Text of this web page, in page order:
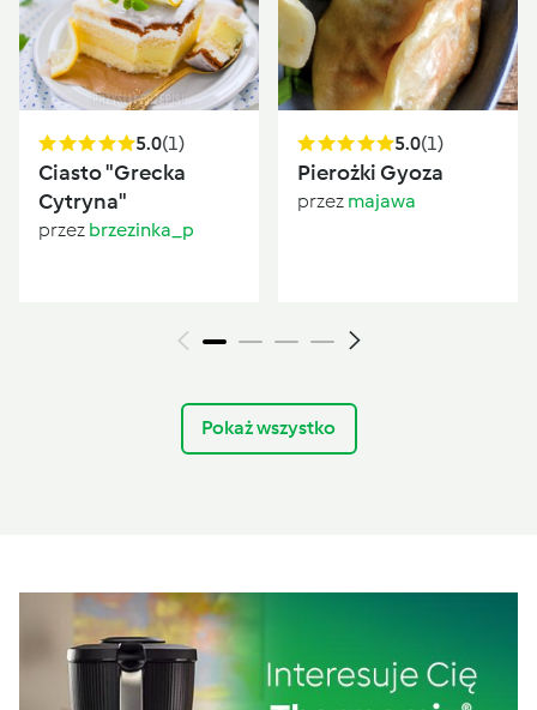
5.0(1)
Ciasto "Grecka
Cytryna"
przez brzezinka_p
5.0(1)
Pierożki Gyoza
przez majawa
Pokaż wszystko